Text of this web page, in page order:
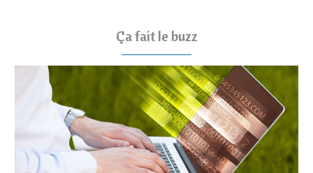
Ça fait le buzz